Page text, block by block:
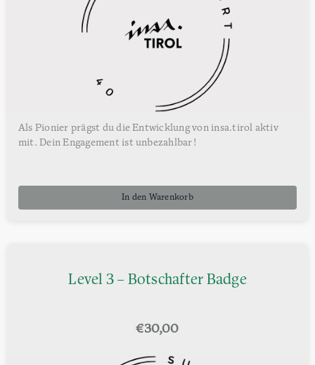
Als Pionier prägst du die Entwicklung von insa.tirol aktiv
mit. Dein Engagement ist unbezahlbar!
In den Warenkorb
Level 3 – Botschafter Badge
€30,00